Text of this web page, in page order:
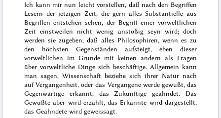
Ich kann mir nun leicht vorstellen, daß nach den Begriffen
Lesern der jetzigen Zeit, die gern alles Substantielle aus
Begriffen entstehen sehen, der Begriff einer vorweltlichen
Zeit einstweilen nicht wenig anstößig seyn wird; doch
werden sie zugeben, daß alles Philosophiren, wenn es zu
den höchsten Gegenständen aufsteigt, eben dieser
vorweltlichen im Grunde mit keinen andern als Fragen
über vorweltliche Dinge sich beschäftige. Allgemein kann
man sagen, Wissenschaft beziehe sich ihrer Natur nach
auf Vergangenheit, oder das Vergangene werde gewußt, das
Gegenwärtige erkannt, das Zukünftige geahndet. Das
Gewußte aber wird erzählt, das Erkannte wird dargestellt,
das Geahndete wird geweissagt.